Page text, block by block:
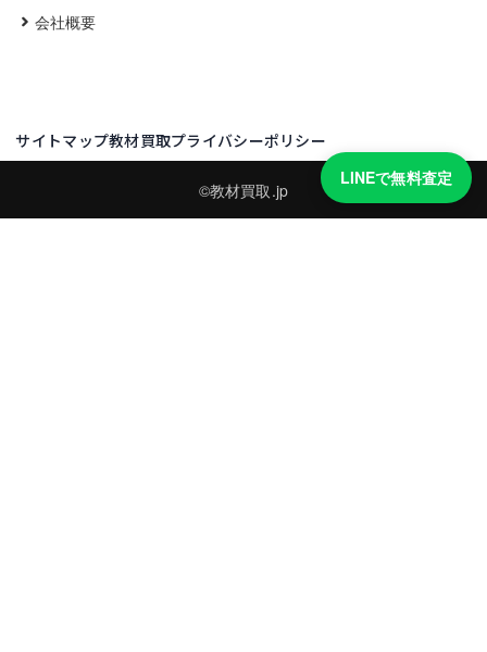
会社概要
サイトマップ教材買取プライバシーポリシー
©教材買取.jp
LINEで無料査定